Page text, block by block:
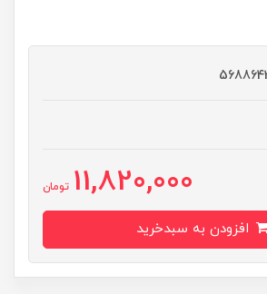
11,820,000 تومان